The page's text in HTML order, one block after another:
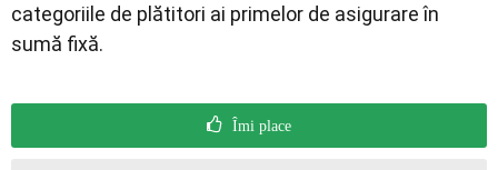
categoriile de plătitori ai primelor de asigurare în
sumă fixă.
Îmi place